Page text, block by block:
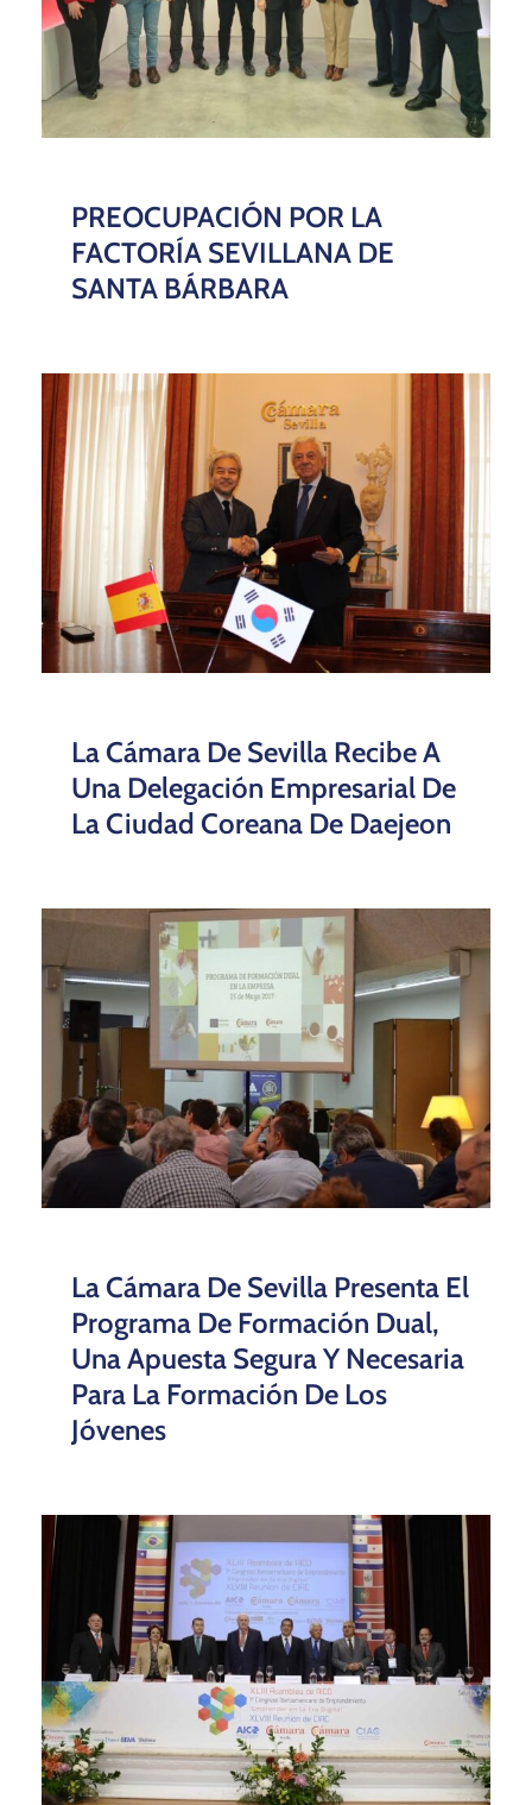
PREOCUPACIÓN POR LA
FACTORÍA SEVILLANA DE
SANTA BÁRBARA
La Cámara De Sevilla Recibe A
Una Delegación Empresarial De
La Ciudad Coreana De Daejeon
La Cámara De Sevilla Presenta El
Programa De Formación Dual,
Una Apuesta Segura Y Necesaria
Para La Formación De Los
Jóvenes